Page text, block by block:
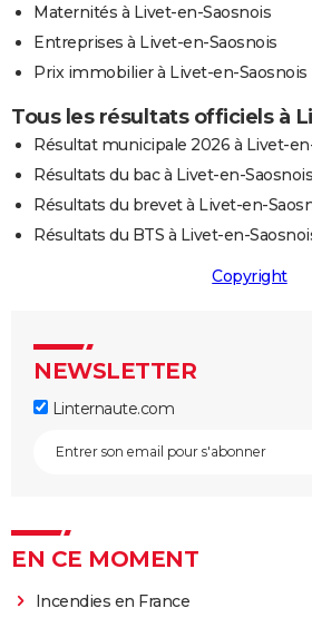
Maternités à Livet-en-Saosnois
Entreprises à Livet-en-Saosnois
Prix immobilier à Livet-en-Saosnois
Tous les résultats officiels à
Résultat municipale 2026 à Livet-
Résultats du bac à Livet-en-Saosnois
Résultats du brevet à Livet-en-
Résultats du BTS à Livet-en-
Copyright
NEWSLETTER
Linternaute.com
EN CE MOMENT
Incendies en France